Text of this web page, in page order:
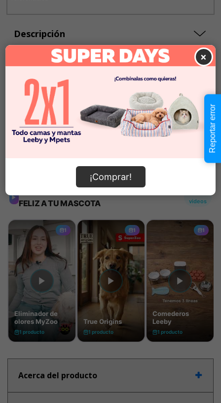
Descripción
Cantidad:
-
$5.990
En Stock
Añadir al carrito
Información de envío
Acerca del producto
×
¡Comprar!
Reportar error